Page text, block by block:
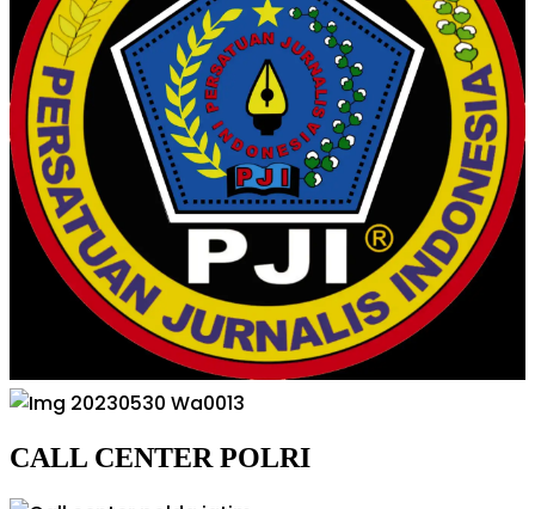
CALL CENTER POLRI